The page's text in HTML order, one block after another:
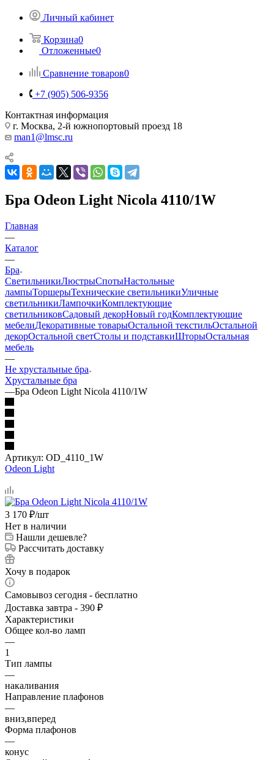
Личный кабинет
Корзина0
Отложенные0
Сравнение товаров0
+7 (905) 506-9356
Контактная информация
г. Москва, 2-й южнопортовый проезд 18
man1@lmsc.ru
Бра Odeon Light Nicola 4110/1W
Главная
—
Каталог
—
Бра
СветильникиЛюстрыСпотыНастольные
лампыТоршерыТехнические светильникиУличные
светильникиЛампочкиКомплектующие
светильниковСадовый декорНовый годКомплектующие
мебелиДекоративные товарыОстальной текстильОстальной
декорОстальной светСтолы и подставкиШторыОстальная
мебель
—
Не хрустальные бра
Хрустальные бра
—Бра Odeon Light Nicola 4110/1W
Артикул: OD_4110_1W
Odeon Light
3 170 ₽/шт
Нет в наличии
Нашли дешевле?
Рассчитать доставку
Хочу в подарок
Самовывоз сегодня - бесплатно
Доставка завтра - 390 ₽
Характеристики
Общее кол-во ламп
—
1
Тип лампы
—
накаливания
Направление плафонов
—
вниз,вперед
Форма плафонов
—
конус